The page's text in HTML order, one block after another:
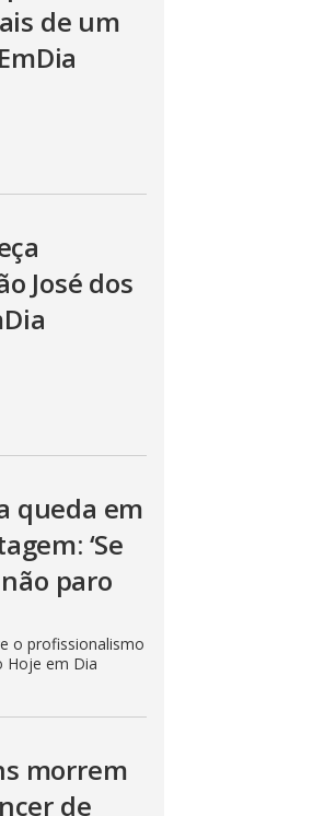
de um
José dos
queda em
‘Se
paro
o profissionalismo
Hoje em Dia
morrem
de